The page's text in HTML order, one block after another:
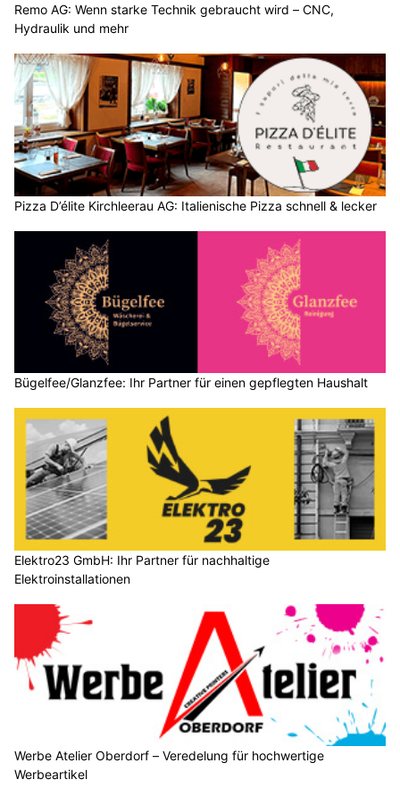
Remo AG: Wenn starke Technik gebraucht wird – CNC,
Hydraulik und mehr
Pizza D’élite Kirchleerau AG: Italienische Pizza schnell & lecker
Bügelfee/Glanzfee: Ihr Partner für einen gepflegten Haushalt
Elektro23 GmbH: Ihr Partner für nachhaltige
Elektroinstallationen
Werbe Atelier Oberdorf – Veredelung für hochwertige
Werbeartikel